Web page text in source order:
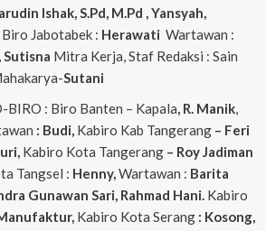
Ishak, S.Pd, M.Pd , Yansyah,
Biro Jabotabek : Herawati Wartawan :
Sutisna Mitra Kerja, Staf Redaksi : Sain
Sutani
BIRO : Biro Banten – Kapala, R. Manik,
: Budi, Kabiro Kab Tangerang– Feri
Kabiro Kota Tangerang– Roy Jadiman
Tangsel : Henny,Wartawan : Barita
Gunawan Sari, Rahmad Hani. Kabiro
Kabiro Kota Serang : Kosong,